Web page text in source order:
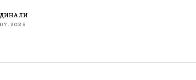
ЛИ